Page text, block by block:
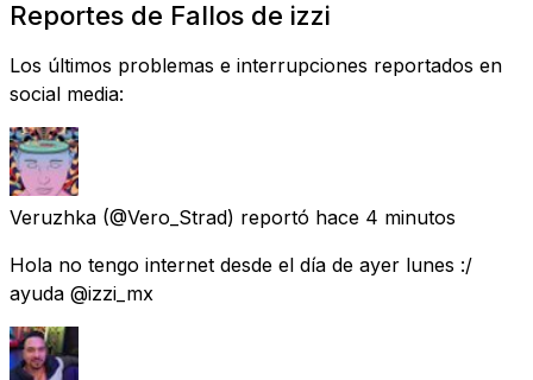
Reportes de Fallos de izzi
Los últimos problemas e interrupciones reportados en
social media:
Veruzhka (@Vero_Strad) reportó hace 4 minutos
Hola no tengo internet desde el día de ayer lunes :/
ayuda @izzi_mx